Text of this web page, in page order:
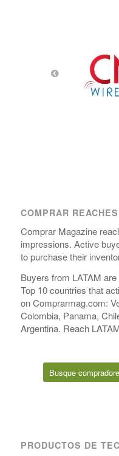
COMPRAR
Comprar Magazine
impressions. Active
to purchase their
Buyers from LATAM
Top 10 countries that
on Comprarmag.com:
Colombia, Panama,
Argentina. Reach
Busque
PRODUCTOS DE